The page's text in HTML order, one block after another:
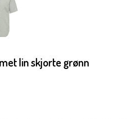
lin skjorte grønn